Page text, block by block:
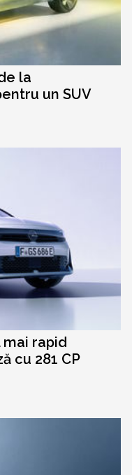
la
un SUV
mai rapid
cu 281 CP